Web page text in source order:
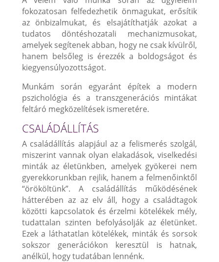
fokozatosan felfedezhetik önmagukat, erősítik
az önbizalmukat, és elsajátíthatják azokat a
tudatos döntéshozatali mechanizmusokat,
amelyek segítenek abban, hogy ne csak kívülről,
hanem belsőleg is érezzék a boldogságot és
kiegyensúlyozottságot.
Munkám során egyaránt építek a modern
pszichológia és a transzgenerációs mintákat
feltáró megközelítések ismeretére.
CSALÁDÁLLÍTÁS
A családállítás alapjául az a felismerés szolgál,
miszerint vannak olyan elakadások, viselkedési
minták az életünkben, amelyek gyökerei nem
gyerekkorunkban rejlik, hanem a felmenőinktől
“örököltünk”. A családállítás működésének
hátterében az az elv áll, hogy a családtagok
közötti kapcsolatok és érzelmi kötelékek mély,
tudattalan szinten befolyásolják az életünket.
Ezek a láthatatlan kötelékek, minták és sorsok
sokszor generációkon keresztül is hatnak,
anélkül, hogy tudatában lennénk.